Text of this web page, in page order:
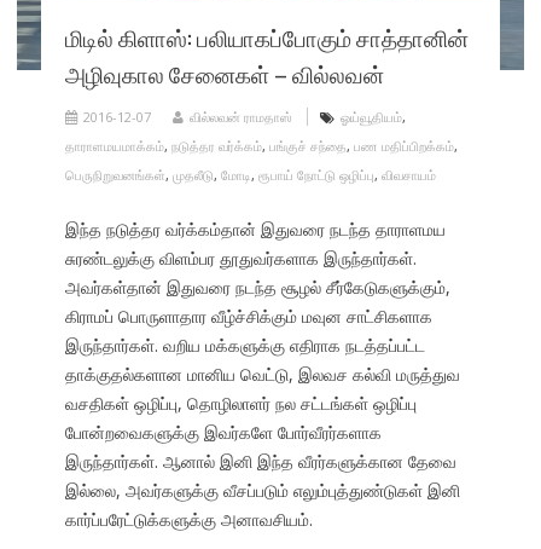
மிடில் கிளாஸ்: பலியாகப்போகும் சாத்தானின்
அழிவுகால சேனைகள் – வில்லவன்
2016-12-07 வில்லவன் ராமதாஸ் ஓய்வூதியம்,
தாராளமயமாக்கம், நடுத்தர வர்க்கம், பங்குச் சந்தை, பண மதிப்பிறக்கம்,
பெருநிறுவனங்கள், முதலீடு, மோடி, ரூபாய் நோட்டு ஒழிப்பு, விவசாயம்
இந்த நடுத்தர வர்க்கம்தான் இதுவரை நடந்த தாராளமய
சுரண்டலுக்கு விளம்பர தூதுவர்களாக இருந்தார்கள்.
அவர்கள்தான் இதுவரை நடந்த சூழல் சீர்கேடுகளுக்கும்,
கிராமப் பொருளாதார வீழ்ச்சிக்கும் மவுன சாட்சிகளாக
இருந்தார்கள். வறிய மக்களுக்கு எதிராக நடத்தப்பட்ட
தாக்குதல்களான மானிய வெட்டு, இலவச கல்வி மருத்துவ
வசதிகள் ஒழிப்பு, தொழிலாளர் நல சட்டங்கள் ஒழிப்பு
போன்றவைகளுக்கு இவர்களே போர்வீரர்களாக
இருந்தார்கள். ஆனால் இனி இந்த வீரர்களுக்கான தேவை
இல்லை, அவர்களுக்கு வீசப்படும் எலும்புத்துண்டுகள் இனி
கார்ப்பரேட்டுக்களுக்கு அனாவசியம்.